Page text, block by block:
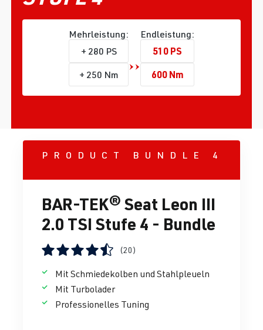
Mehrleistung:
+ 280 PS
+ 250 Nm
Endleistung:
510 PS
600 Nm
PRODUCT BUNDLE 4
BAR-TEK® Seat Leon III
2.0 TSI Stufe 4 - Bundle
(20)
Mit Schmiedekolben und Stahlpleueln
Mit Turbolader
Professionelles Tuning